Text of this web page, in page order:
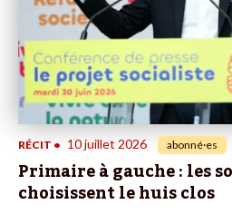
RÉCIT • 10 juillet 2026 abonné·es
Primaire à gauche : les
choisissent le huis clos